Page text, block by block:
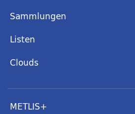
Sammlungen
Listen
Clouds
METLIS+